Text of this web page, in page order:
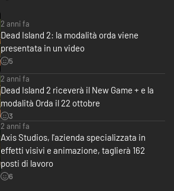
2 anni fa
Dead Island 2: la modalità orda viene
presentata in un video
5
2 anni fa
Dead Island 2 riceverà il New Game + e la
modalità Orda il 22 ottobre
3
2 anni fa
Axis Studios, l'azienda specializzata in
effetti visivi e animazione, taglierà 162
posti di lavoro
6